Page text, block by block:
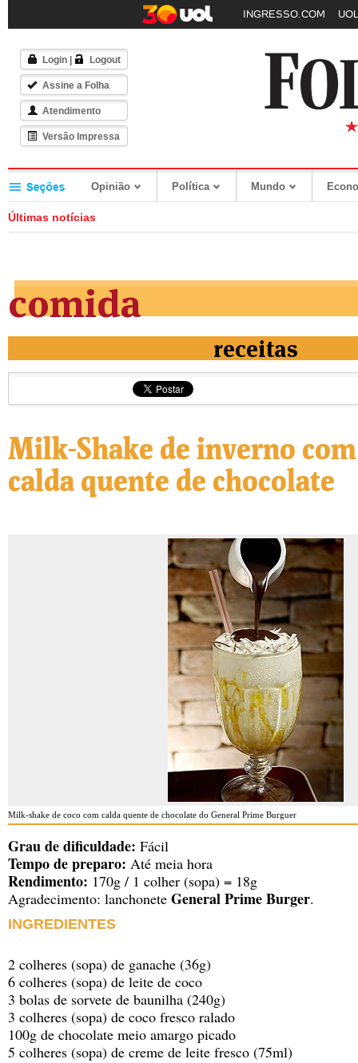
INGRESSO.COM
Login Logout
Assine a Folha
Atendimento
Versão Impressa
Opinião Política Mundo
Últimas notícias
comida
receitas
Milk-Shake de inverno com
calda quente de chocolate
Milk-shake de coco com calda quente de chocolate do General Prime Burguer
Grau de dificuldade: Fácil
Tempo de preparo: Até meia hora
Rendimento: 170g / 1 colher (sopa) = 18g
Agradecimento: lanchonete General Prime Burger.
INGREDIENTES
2 colheres (sopa) de ganache (36g)
6 colheres (sopa) de leite de coco
3 bolas de sorvete de baunilha (240g)
3 colheres (sopa) de coco fresco ralado
100g de chocolate meio amargo picado
5 colheres (sopa) de creme de leite fresco (75ml)